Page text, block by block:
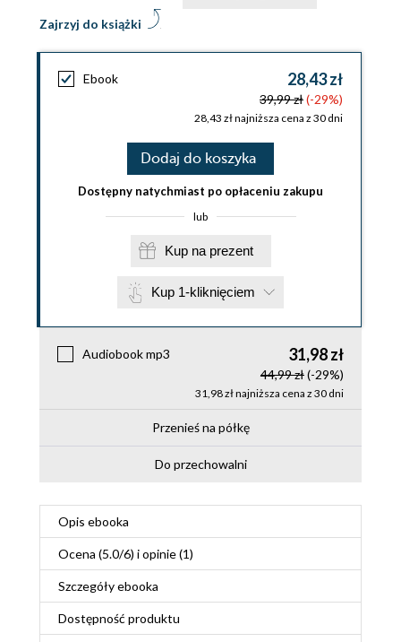
Zajrzyj do książki
Ebook 28,43 zł
39,99 zł(-29%)
28,43 zł najniższa cena z 30 dni
Dodaj do koszyka
Dostępny natychmiast po opłaceniu zakupu
lub
Kup na prezent
Kup 1-kliknięciem
Audiobook mp3 31,98 zł
44,99 zł(-29%)
31,98 zł najniższa cena z 30 dni
Przenieś na półkę
Do przechowalni
Opis ebooka
Ocena (5.0/6) i opinie (1)
Szczegółyebooka
Dostępność produktu